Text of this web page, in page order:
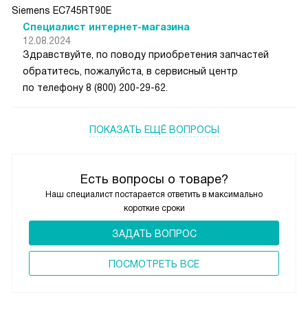
Есть вопросы о товаре?
Наш специалист постарается ответить в максимально
короткие сроки
ЗАДАТЬ ВОПРОС
ПОCМОТРЕТЬ ВСЕ
Siemens EC745RT90E
Специалист интернет-магазина
12.08.2024
Здравствуйте, по поводу приобретения запчастей
обратитесь, пожалуйста, в сервисный центр
по телефону 8 (800) 200-29-62.
ПОКАЗАТЬ ЕЩЁ ВОПРОСЫ